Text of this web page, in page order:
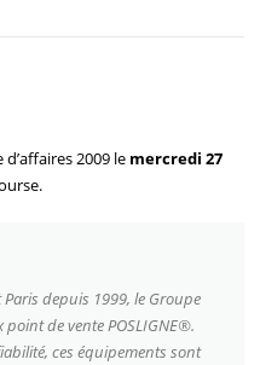
2009 le mercredi 27
depuis 1999, le Groupe
point de vente POSLIGNE®.
ces équipements sont